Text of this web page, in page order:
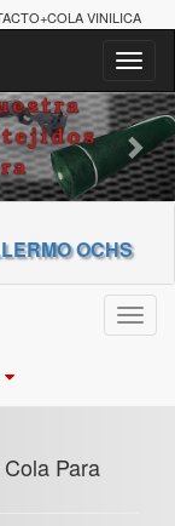
VINILICA
OCHS
Para